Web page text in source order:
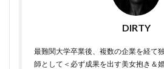
DIRTY
最難関大学卒業後、複数の企業を経て
師として＜必ず成果を出す美女抱き＆